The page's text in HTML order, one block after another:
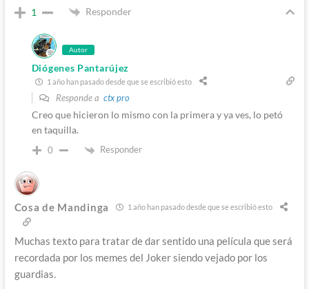
1 Responder
Autor
Diógenes Pantarújez
1 año han pasado desde que se escribió esto
Responde a ctx pro
Creo que hicieron lo mismo con la primera y ya ves, lo petó
en taquilla.
0 Responder
Cosa de Mandinga 1 año han pasado desde que se escribió esto
Muchas texto para tratar de dar sentido una película que será
recordada por los memes del Joker siendo vejado por los
guardias.